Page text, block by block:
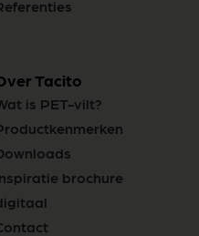
Tacito
is PET-vilt?
brochure